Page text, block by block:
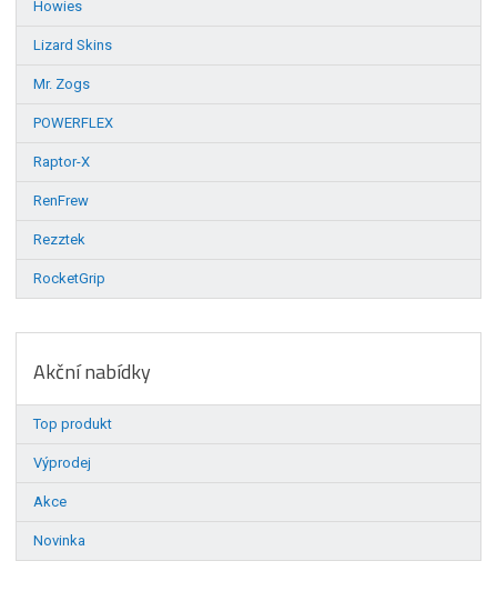
Howies
Lizard Skins
Mr. Zogs
POWERFLEX
Raptor-X
RenFrew
Rezztek
RocketGrip
Akční nabídky
Top produkt
Výprodej
Akce
Novinka